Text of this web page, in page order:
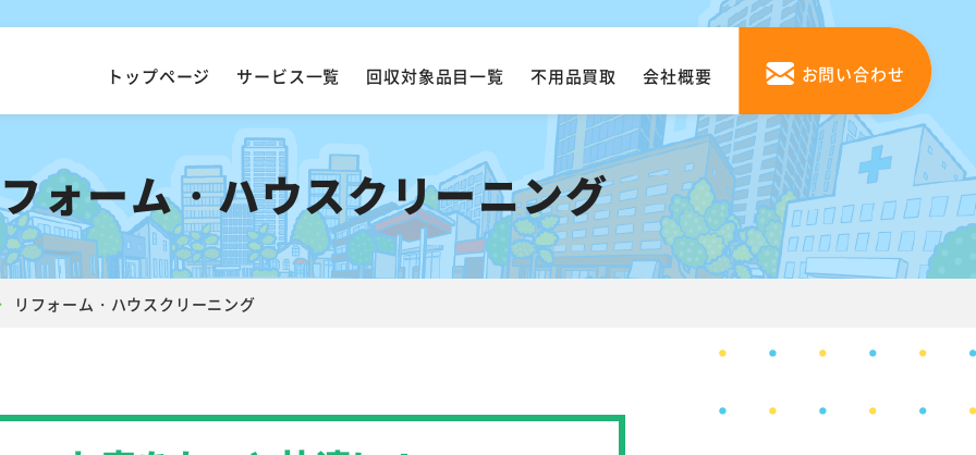
トップページ サービス一覧 回収対象品目一覧 不用品買取 会社概要 お問い合わせ
ォーム・ハウスクリーニング
リフォーム・ハウスクリーニング